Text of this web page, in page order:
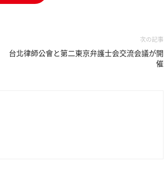
次の記事
台北律師公會と第二東京弁護士会交流会議が開
催